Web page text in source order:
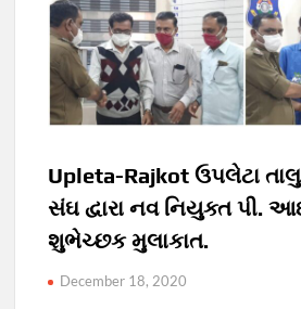
Upleta-Rajkot ઉપલેટા
સંઘ દ્વારા નવ નિયુક્ત પી.
શુભેચ્છક મુલાકાત.
December 18, 2020